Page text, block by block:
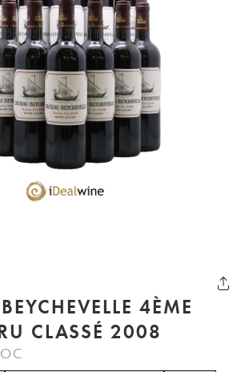
4ÈME
CLASSÉ 2008